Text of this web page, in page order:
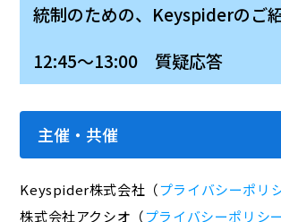
統制のための、Keyspiderのご
12:45～13:00 質疑応答
主催・共催
Keyspider株式会社（プライバシーポリ
株式会社アクシオ（プライバシーポリシー